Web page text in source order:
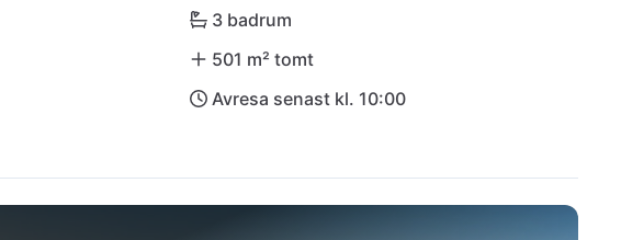
3 badrum
501 m² tomt
Avresa senast kl. 10:00